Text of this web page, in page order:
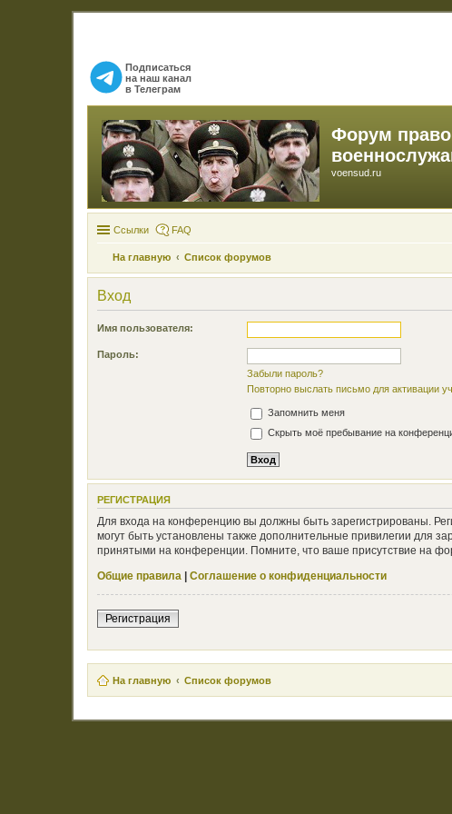
Подписаться
на наш канал
в Телеграм
Форум
voensud.ru
Ссылки FAQ
На главную Список форумов
Вход
Имя пользователя:
Пароль:
Забыли пароль?
Повторно выслать письмо для активации
Запомнить меня
Скрыть моё пребывание на
РЕГИСТРАЦИЯ
Для входа на конференцию вы должны быть зарегистрированы.
могут быть установлены также дополнительные привилегии для
принятыми на конференции. Помните, что ваше присутствие на
Общие правила | Соглашение о конфиденциальности
Регистрация
На главную Список форумов